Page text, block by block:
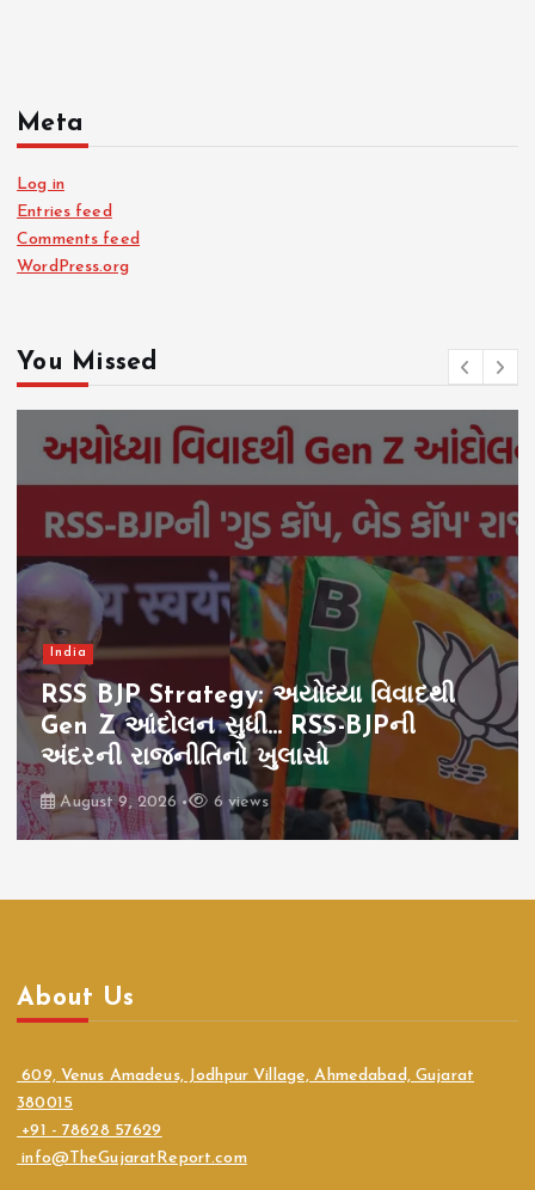
Meta
Log in
Entries feed
Comments feed
WordPress.org
You Missed
India
RSS BJP Strategy: અયોધ્યા વિવાદથી
Gen Z આંદોલન સુધી… RSS-BJPની
અંદરની રાજનીતિનો ખુલાસો
August 9, 2026 6 views
About Us
609, Venus Amadeus, Jodhpur Village, Ahmedabad, Gujarat
380015
+91 - 78628 57629
info@TheGujaratReport.com